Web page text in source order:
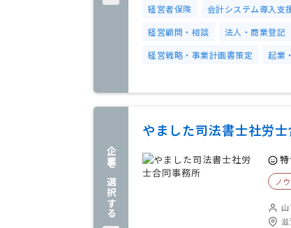
経営者保険 会計システム導入支
経営顧問・相談
法人・商業登記
経営戦略・事業計画書策定
起業
企業を選択する
やました司法書士社労
ノ